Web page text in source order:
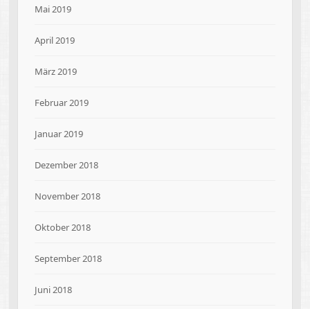
Mai 2019
April 2019
März 2019
Februar 2019
Januar 2019
Dezember 2018
November 2018
Oktober 2018
September 2018
Juni 2018